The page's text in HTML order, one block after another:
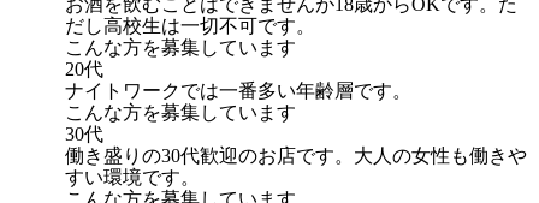
だし高校生は一切不可です。
こんな方を募集しています
20代
ナイトワークでは一番多い年齢層です。
こんな方を募集しています
30代
働き盛りの30代歓迎のお店です。大人の女性も働きや
すい環境です。
こんな方を募集しています